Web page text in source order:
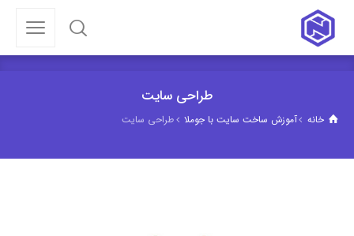
طراحی سایت
خانه آموزش ساخت سایت با جوملا طراحی سایت